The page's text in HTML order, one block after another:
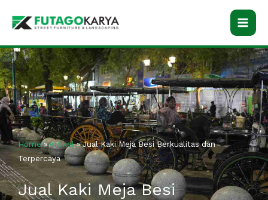
Home»Artikel»Jual Kaki Meja Besi Berkualitas dan
Terpercaya
Jual Kaki Meja Besi